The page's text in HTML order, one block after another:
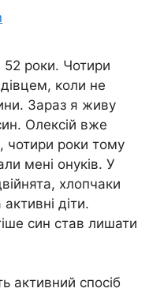
роки. Чотири
коли не
Зараз я живу
Олексій вже
чотири роки тому
мені онуків. У
хлопчаки
діти.
син став лишати
активний спосіб